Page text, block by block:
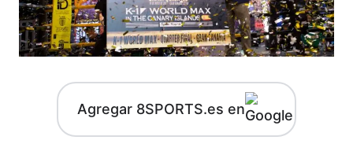
Agregar 8SPORTS.es en